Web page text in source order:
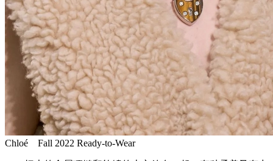
Chloé Fall 2022 Ready-to-Wear